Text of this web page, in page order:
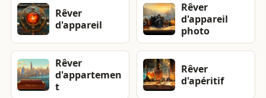
Rêver
d'appareil
Rêver
d'appareil
photo
Rêver
d'appartemen
t
Rêver
d'apéritif